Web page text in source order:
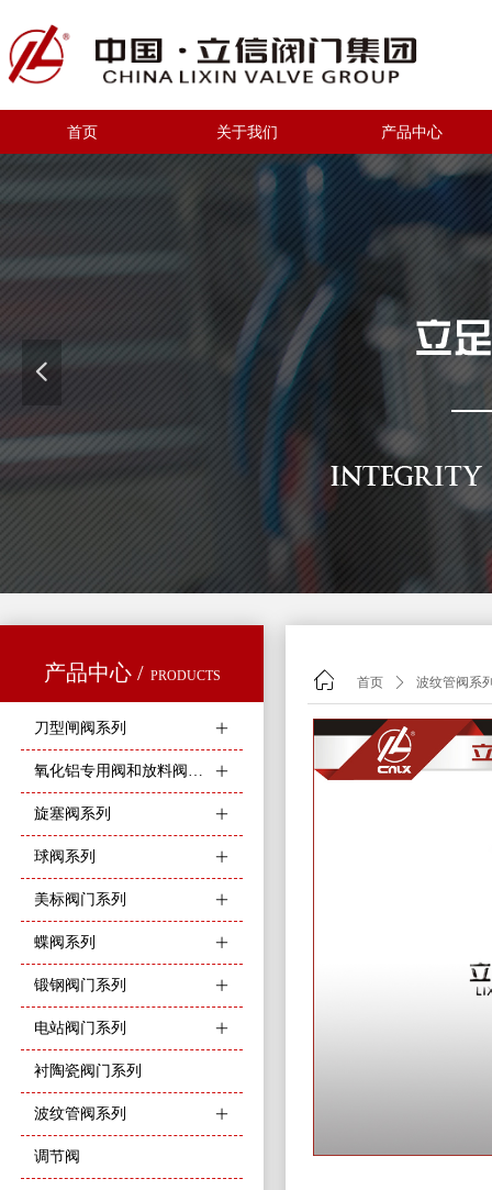
首页 关于我们 产品中心
넳
首页 ꄲ 波纹管阀系
ꀇ
产品中心 / PRODUCTS
ꄶ
刀型闸阀系列
ꄶ
氧化铝专用阀和放料阀系列
ꄶ
旋塞阀系列
ꄶ
球阀系列
ꄶ
美标阀门系列
ꄶ
蝶阀系列
ꄶ
锻钢阀门系列
ꄶ
电站阀门系列
衬陶瓷阀门系列
ꄶ
波纹管阀系列
调节阀